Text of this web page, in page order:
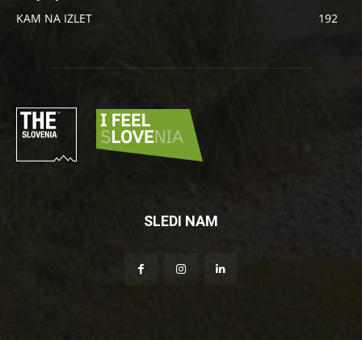
KAM NA IZLET
192
SLEDI NAM